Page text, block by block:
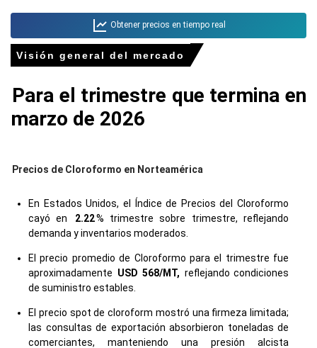
Obtener precios en tiempo real
Visión general del mercado
Para el trimestre que termina en
marzo de 2026
Precios de Cloroformo en Norteamérica
En Estados Unidos, el Índice de Precios del Cloroformo
cayó en
2.22% trimestre sobre trimestre, reflejando
demanda y inventarios moderados.
El precio promedio de Cloroformo para el trimestre fue
aproximadamente USD 568/MT, reflejando condiciones
de suministro estables.
El precio spot de cloroform mostró una firmeza limitada;
las consultas de exportación absorbieron toneladas de
comerciantes, manteniendo una presión alcista